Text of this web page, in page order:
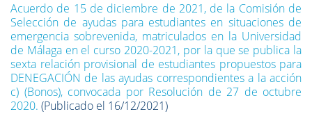
Acuerdo de 15 de diciembre de 2021, de la Comisión de
Selección de ayudas para estudiantes en situaciones de
emergencia sobrevenida, matriculados en la Universidad
de Málaga en el curso 2020-2021, por la que se publica la
sexta relación provisional de estudiantes propuestos para
DENEGACIÓN de las ayudas correspondientes a la acción
c) (Bonos), convocada por Resolución de 27 de octubre
2020. (Publicado el 16/12/2021)